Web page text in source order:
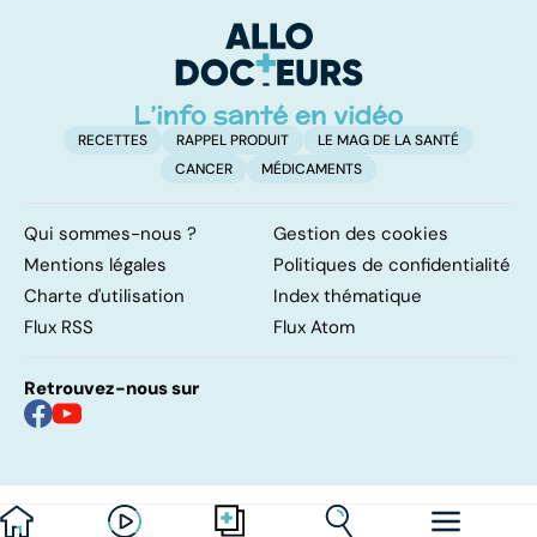
remettre ?
RECETTES RAPPEL PRODUIT
LE MAG DE LA SANTÉ
CANCER
MÉDICAMENTS
Qui sommes-nous ?
Gestion des cookies
Mentions légales
Politiques de confidentialité
Charte d'utilisation
Index thématique
Flux RSS
Flux Atom
Retrouvez-nous sur